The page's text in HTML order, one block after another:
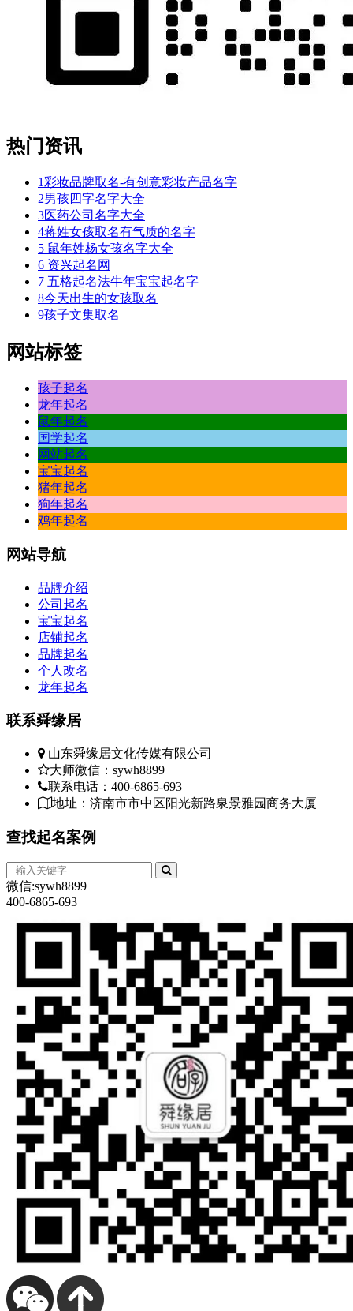
热门资讯
1彩妆品牌取名-有创意彩妆产品名字
2男孩四字名字大全
3医药公司名字大全
4蒋姓女孩取名有气质的名字
5 鼠年姓杨女孩名字大全
6 资兴起名网
7 五格起名法牛年宝宝起名字
8今天出生的女孩取名
9孩子文集取名
网站标签
孩子起名
龙年起名
鼠年起名
国学起名
网站起名
宝宝起名
猪年起名
狗年起名
鸡年起名
网站导航
品牌介绍
公司起名
宝宝起名
店铺起名
品牌起名
个人改名
龙年起名
联系舜缘居
山东舜缘居文化传媒有限公司
大师微信：sywh8899
联系电话：400-6865-693
地址：济南市市中区阳光新路泉景雅园商务大厦
查找起名案例
微信:sywh8899
400-6865-693